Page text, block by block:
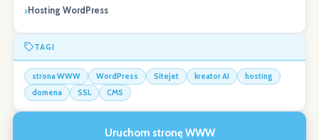
Hosting WordPress
TAGI
strona WWW WordPress Sitejet kreator AI
hosting
domena
SSL CMS
Uruchom stronę WWW